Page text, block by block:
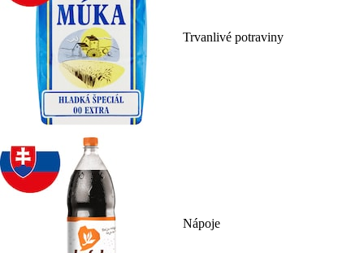
Trvanlivé potraviny
Nápoje